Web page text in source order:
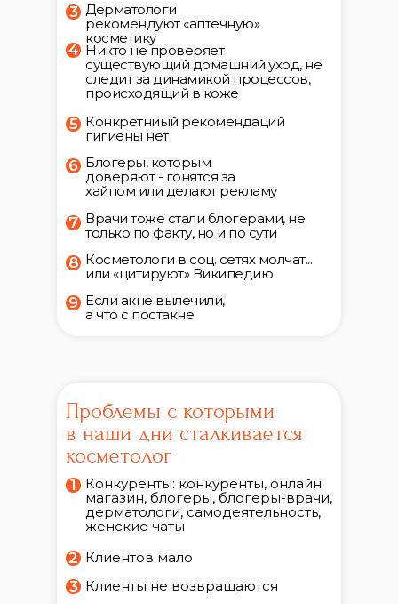
Дерматологи
рекомендуют «аптечную»
косметику
Никто не проверяет
существующий домашний уход, не
следит за динамикой процессов,
происходящий в коже
Конкретниый рекомендаций
гигиены нет
Блогеры, которым
доверяют - гонятся за
хайпом или делают рекламу
Врачи тоже стали блогерами, не
только по факту, но и по сути
Косметологи в соц. сетях молчат...
или «цитируют» Википедию
Если акне вылечили,
а что с постакне
3
4
5
6
7
8
9
Конкуренты: конкуренты, онлайн
магазин, блогеры, блогеры-врачи,
дерматологи, самодеятельность,
женские чаты
Клиентов мало
Клиенты не возвращаются
1
2
3
Проблемы с которыми
в наши дни сталкивается
косметолог